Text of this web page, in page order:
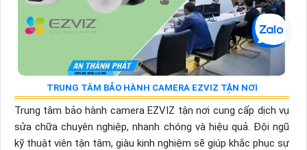
TRUNG TÂM BẢO HÀNH CAMERA EZVIZ TẬN NƠI
Trung tâm bảo hành camera EZVIZ tận nơi cung cấp dịch vụ
sửa chữa chuyên nghiệp, nhanh chóng và hiệu quả. Đội ngũ
kỹ thuật viên tận tâm, giàu kinh nghiệm sẽ giúp khắc phục sự